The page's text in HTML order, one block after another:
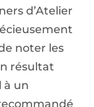
d’Atelier
noter les
résultat
à un